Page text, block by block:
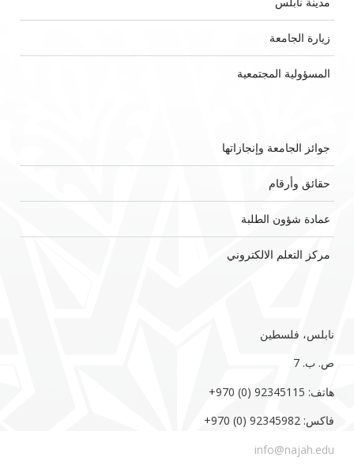
زيارة الجامعة
المسؤولية المجتمعية
جوائز الجامعة وإنجازاتها
حقائق وأرقام
عمادة شؤون الطلبة
مركز التعلم الالكتروني
نابلس، فلسطين
ص. ب. 7‏
هاتف: 92345115 (0) 970‏‎+‎
فاكس: 92345982 (0) 970‏‎+‎
info@najah.edu